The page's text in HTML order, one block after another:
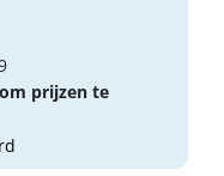
om prijzen te